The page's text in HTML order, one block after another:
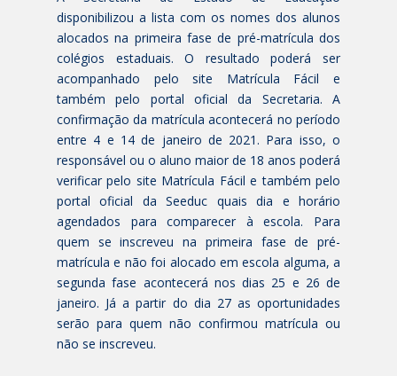
disponibilizou a lista com os nomes dos alunos
alocados na primeira fase de pré-matrícula dos
colégios estaduais. O resultado poderá ser
acompanhado pelo site Matrícula Fácil e
também pelo portal oficial da Secretaria. A
confirmação da matrícula acontecerá no período
entre 4 e 14 de janeiro de 2021. Para isso, o
responsável ou o aluno maior de 18 anos poderá
verificar pelo site Matrícula Fácil e também pelo
portal oficial da Seeduc quais dia e horário
agendados para comparecer à escola. Para
quem se inscreveu na primeira fase de pré-
matrícula e não foi alocado em escola alguma, a
segunda fase acontecerá nos dias 25 e 26 de
janeiro. Já a partir do dia 27 as oportunidades
serão para quem não confirmou matrícula ou
não se inscreveu.